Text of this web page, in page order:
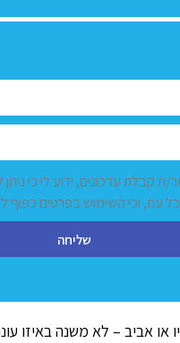
או אביב – לא משנה באיזו
ת קבלת עדכונים, ידוע לי כי
עת, וכי השימוש בפרטים כפוף ל
שליחה